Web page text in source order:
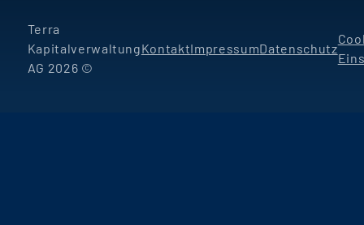
Terra
Kapitalverwaltung
AG 2026 ©
KontaktImpressumDatenschutz